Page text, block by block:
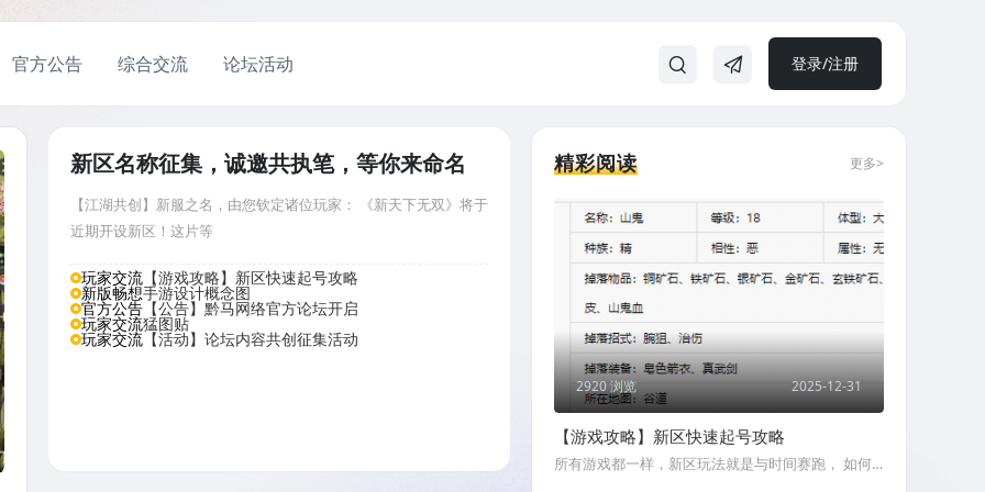
官方公告 综合交流 论坛活动 登录/注册
新区名称征集，诚邀共执笔，等你来命名
【江湖共创】新服之名，由您钦定诸位玩家： 《新天下无双》将于
近期开设新区！这片等
玩家交流 【游戏攻略】新区快速起号攻略
新版畅想手游设计概念图
官方公告 【公告】黔马网络官方论坛开启
玩家交流猛图贴
玩家交流【活动】论坛内容共创征集活动
精彩阅读 更多>
2920 浏览 2025-12-31
【游戏攻略】新区快速起号攻略
所有游戏都一样，新区玩法就是与时间赛跑， 如何